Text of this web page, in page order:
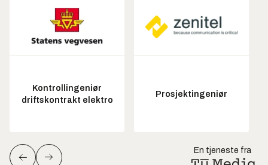
Kontrollingeniør
driftskontrakt elektro
Prosjektingeniør
En tjeneste fra